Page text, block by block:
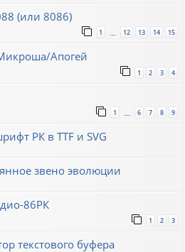
(или 8086)
1 … 12 13 14 15
Апогей
1 2 3 4
1 6 7 8 9
РК в TTF и SVG
звено эволюции
86РК
1 2 3
текстового буфера